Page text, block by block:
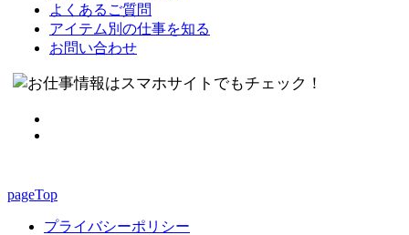
よくあるご質問
アイテム別の仕事を知る
お問い合わせ
pageTop
プライバシーポリシー